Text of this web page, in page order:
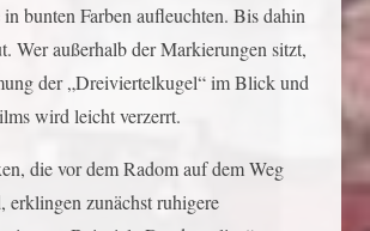
bunten Farben aufleuchten. Bis dahin
Wer außerhalb der Markierungen sitzt,
der „Dreiviertelkugel“ im Blick und
wird leicht verzerrt.
die vor dem Radom auf dem Weg
erklingen zunächst ruhigere